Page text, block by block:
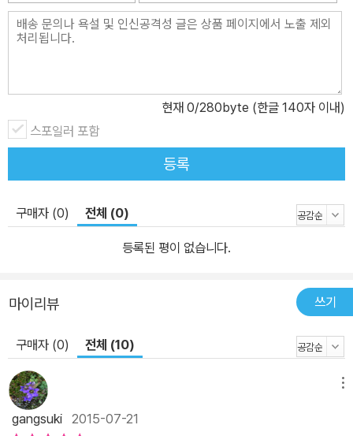
현재 0/280byte (한글 140자 이내)
스포일러 포함
등록
구매자 (0) 전체 (0)
등록된 평이 없습니다.
마이리뷰 쓰기
구매자 (0) 전체 (10)
gangsuki 2015-07-21